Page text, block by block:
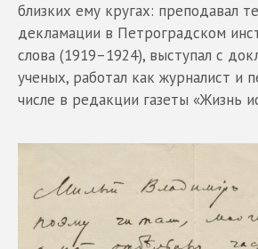
близких ему кругах: преподавал
декламации в Петроградском
слова (1919–1924), выступал с
ученых, работал как журналист и
числе в редакции газеты «Жизнь